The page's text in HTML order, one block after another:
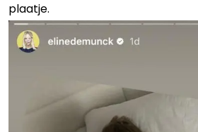
plaatje.